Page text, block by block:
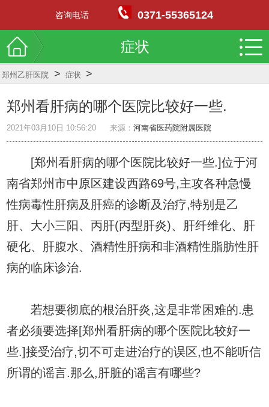
症状
郑州乙肝医院 > 症状 >
郑州看肝病的哪个医院比较好一些.
2021年03月10日 10:56:20 来源：河南省医药院附属医院
[郑州看肝病的哪个医院比较好一些.]位于河
南省郑州市中原区建设西路69号,主攻各种急慢
性病毒性肝病及肝癌的诊断及治疗,特别是乙
肝、大小三阳、丙肝(丙型肝炎)、肝纤维化、肝
硬化、肝腹水、酒精性肝病和非酒精性脂肪性肝
病的临床诊治.
若想要彻底的根治肝炎,这是非常困难的.患
者必须要选择[郑州看肝病的哪个医院比较好一
些.]接受治疗,切不可走进治疗的误区,也不能听信
所谓的谣言.那么,肝脏的谣言有哪些?
咨询电话 0371-55365124